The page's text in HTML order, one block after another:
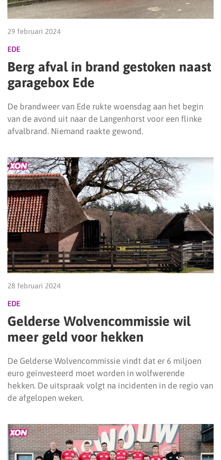
29 februari 2024
EDE
Berg afval in brand gestoken naast
garagebox Ede
De brandweer van Ede rukte woensdag aan het begin
van de avond uit naar de Langenhorst voor een flinke
afvalbrand. Niemand raakte gewond.
28 februari 2024
EDE
Gelderse Wolvencommissie wil
meer geld voor hekken
De Gelderse Wolvencommissie vindt dat er 6 miljoen
euro geïnvesteerd moet worden in wolfwerende
hekken. De uitspraak volgt na incidenten in de regio van
de afgelopen weken.